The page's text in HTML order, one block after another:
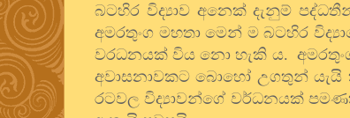
බටහිර විද්‍යාව අනෙක් දැනුම්
අමරතුංග මහතා මෙන් ම බටහිර
වරධනයක් විය නො හැකි ය.
අවාසනාවකට බොහෝ උගතුන් යැයි
රටවල විද්‍යාවන්ගේ වර්ධනයක්